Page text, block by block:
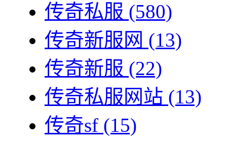
传奇私服 (580)
传奇新服网 (13)
传奇新服 (22)
传奇私服网站 (13)
传奇sf (15)